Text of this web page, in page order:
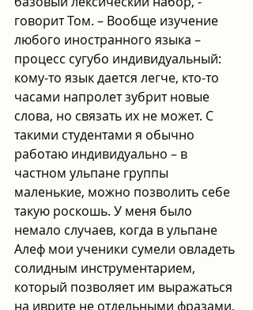
говорит Том. – Вообще изучение
любого иностранного языка –
процесс сугубо индивидуальный:
кому-то язык дается легче, кто-то
часами напролет зубрит новые
слова, но связать их не может. С
такими студентами я обычно
работаю индивидуально – в
частном ульпане группы
маленькие, можно позволить себе
такую роскошь. У меня было
немало случаев, когда в ульпане
Алеф мои ученики сумели овладеть
солидным инструментарием,
который позволяет им выражаться
на иврите не отдельными фразами,